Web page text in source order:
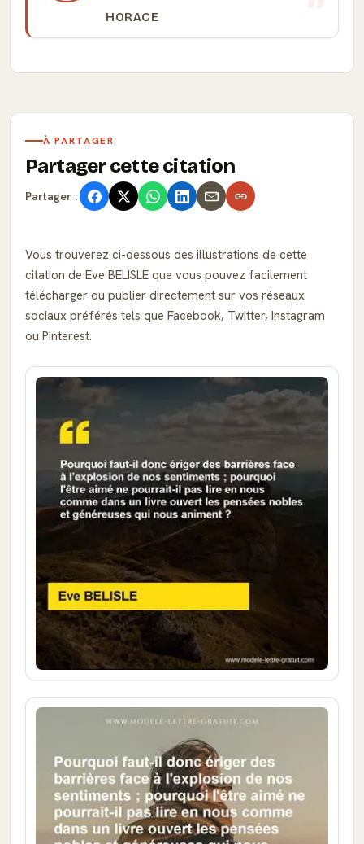
HORACE
À PARTAGER
Partager cette citation
Partager :
Vous trouverez ci-dessous des illustrations de cette
citation de Eve BELISLE que vous pouvez facilement
télécharger ou publier directement sur vos réseaux
sociaux préférés tels que Facebook, Twitter, Instagram
ou Pinterest.